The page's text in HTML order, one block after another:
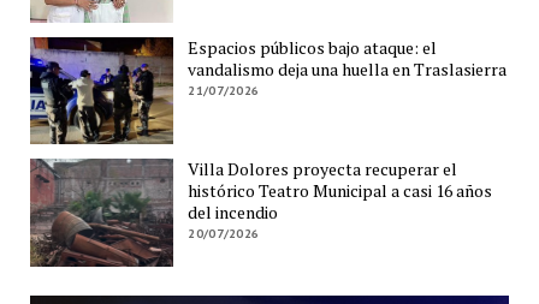
Espacios públicos bajo ataque: el
vandalismo deja una huella en Traslasierra
21/07/2026
Villa Dolores proyecta recuperar el
histórico Teatro Municipal a casi 16 años
del incendio
20/07/2026